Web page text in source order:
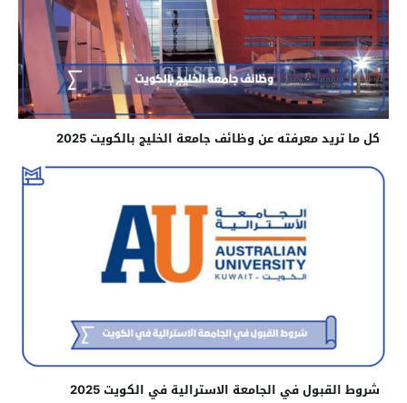
كل ما تريد معرفته عن وظائف جامعة الخليج بالكويت 2025
شروط القبول في الجامعة الاسترالية في الكويت 2025